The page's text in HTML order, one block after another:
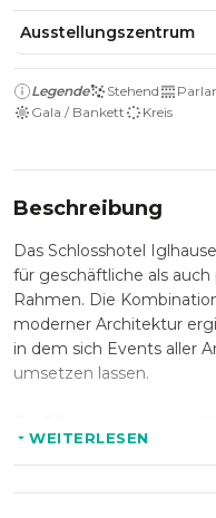
Ausstellungszentrum
Legende Stehend
Gala / Bankett
Kreis
Beschreibung
Das Schlosshotel
für geschäftliche als
Rahmen. Die
moderner Architektur
in dem sich Events aller
umsetzen lassen.
über viel Tageslicht und
Bedingungen für
Teambuildings.
WEITERLESEN